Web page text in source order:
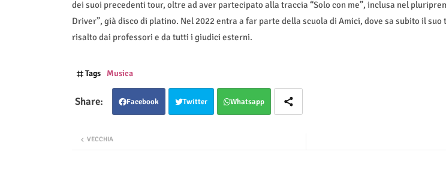
dei suoi precedenti tour, oltre ad aver partecipato alla traccia “Solo con me”, inclusa nel
Driver”, già disco di platino. Nel 2022 entra a far parte della scuola di Amici, dove sa subito il suo
risalto dai professori e da tutti i giudici esterni.
Tags Musica
Facebook Twitter Whatsapp
VECCHIA